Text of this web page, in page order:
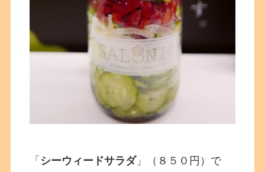
「 シーウィードサラダ」（８５０円）で